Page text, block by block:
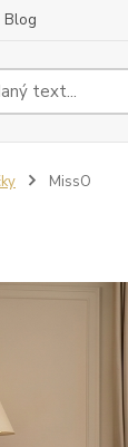
Blog
MissO